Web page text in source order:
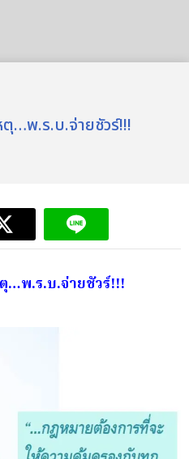
ตุ…พ.ร.บ.จ่ายชัวร์!!!
ตุ…พ.ร.บ.จ่ายชัวร์!!!